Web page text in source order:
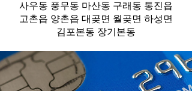
사우동 풍무동 마산동 구래동 통진읍
고촌읍 양촌읍 대곶면 월곶면 하성면
김포본동 장기본동